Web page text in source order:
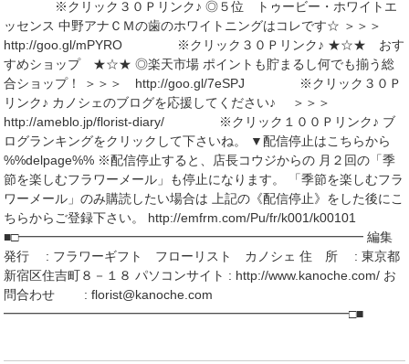
※クリック３０Ｐリンク♪ ◎５位 トゥービー・ホワイトエ
ッセンス 中野アナＣＭの歯のホワイトニングはコレです☆ ＞＞＞
http://goo.gl/mPYRO ※クリック３０Ｐリンク♪ ★☆★ おす
すめショップ ★☆★ ◎楽天市場 ポイントも貯まるし何でも揃う総
合ショップ！ ＞＞＞ http://goo.gl/7eSPJ ※クリック３０Ｐ
リンク♪ カノシェのブログを応援してください♪ ＞＞＞
http://ameblo.jp/florist-diary/ ※クリック１００Ｐリンク♪ ブ
ログランキングをクリックして下さいね。 ▼配信停止はこちらから
%%delpage%% ※配信停止すると、店長コウジからの 月２回の「季
節を楽しむフラワーメール」も停止になります。 「季節を楽しむフラ
ワーメール」のみ購読したい場合は 上記の《配信停止》をした後にこ
ちらからご登録下さい。 http://emfrm.com/Pu/fr/k001/k00101
■□━━━━━━━━━━━━━━━━━━━━━━━━━━━ 編集
発行 : フラワーギフト フローリスト カノシェ 住 所 : 東京都
新宿区住吉町８－１８ パソコンサイト : http://www.kanoche.com/ お
問合わせ : florist@kanoche.com
━━━━━━━━━━━━━━━━━━━━━━━━━━━□■